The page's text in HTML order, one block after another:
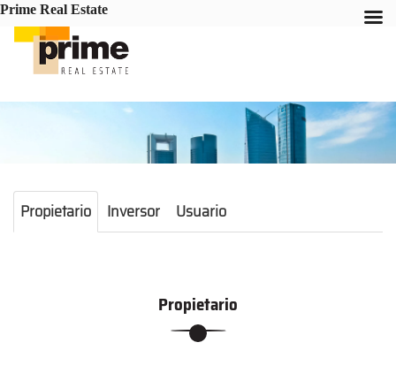
Propietario Inversor Usuario
Propietario
Prime Real Estate